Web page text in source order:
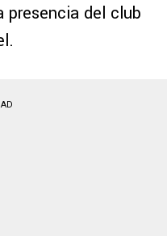
presencia del club